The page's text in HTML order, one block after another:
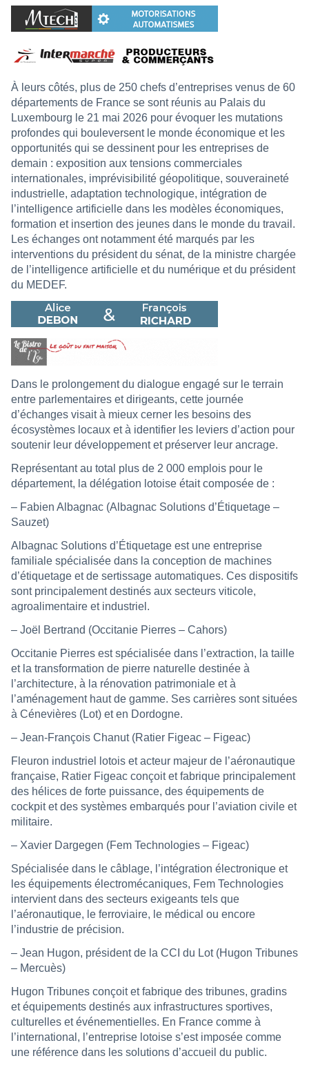
À leurs côtés, plus de 250 chefs d’entreprises venus de 60
départements de France se sont réunis au Palais du
Luxembourg le 21 mai 2026 pour évoquer les mutations
profondes qui bouleversent le monde économique et les
opportunités qui se dessinent pour les entreprises de
demain : exposition aux tensions commerciales
internationales, imprévisibilité géopolitique, souveraineté
industrielle, adaptation technologique, intégration de
l’intelligence artificielle dans les modèles économiques,
formation et insertion des jeunes dans le monde du travail.
Les échanges ont notamment été marqués par les
interventions du président du sénat, de la ministre chargée
de l’intelligence artificielle et du numérique et du président
du MEDEF.
Dans le prolongement du dialogue engagé sur le terrain
entre parlementaires et dirigeants, cette journée
d’échanges visait à mieux cerner les besoins des
écosystèmes locaux et à identifier les leviers d’action pour
soutenir leur développement et préserver leur ancrage.
Représentant au total plus de 2 000 emplois pour le
département, la délégation lotoise était composée de :
– Fabien Albagnac (Albagnac Solutions d’Étiquetage –
Sauzet)
Albagnac Solutions d’Étiquetage est une entreprise
familiale spécialisée dans la conception de machines
d’étiquetage et de sertissage automatiques. Ces dispositifs
sont principalement destinés aux secteurs viticole,
agroalimentaire et industriel.
– Joël Bertrand (Occitanie Pierres – Cahors)
Occitanie Pierres est spécialisée dans l’extraction, la taille
et la transformation de pierre naturelle destinée à
l’architecture, à la rénovation patrimoniale et à
l’aménagement haut de gamme. Ses carrières sont situées
à Cénevières (Lot) et en Dordogne.
– Jean-François Chanut (Ratier Figeac – Figeac)
Fleuron industriel lotois et acteur majeur de l’aéronautique
française, Ratier Figeac conçoit et fabrique principalement
des hélices de forte puissance, des équipements de
cockpit et des systèmes embarqués pour l’aviation civile et
militaire.
– Xavier Dargegen (Fem Technologies – Figeac)
Spécialisée dans le câblage, l’intégration électronique et
les équipements électromécaniques, Fem Technologies
intervient dans des secteurs exigeants tels que
l’aéronautique, le ferroviaire, le médical ou encore
l’industrie de précision.
– Jean Hugon, président de la CCI du Lot (Hugon Tribunes
– Mercuès)
Hugon Tribunes conçoit et fabrique des tribunes, gradins
et équipements destinés aux infrastructures sportives,
culturelles et événementielles. En France comme à
l’international, l’entreprise lotoise s’est imposée comme
une référence dans les solutions d’accueil du public.